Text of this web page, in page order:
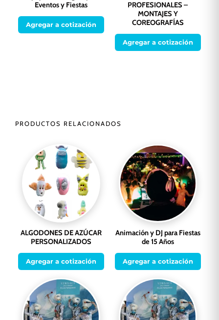
Eventos y Fiestas
Agregar a cotización
PROFESIONALES –
MONTAJES Y
COREOGRAFÍAS
Agregar a cotización
PRODUCTOS RELACIONADOS
ALGODONES DE AZÚCAR
PERSONALIZADOS
Agregar a cotización
Animación y DJ para Fiestas
de 15 Años
Agregar a cotización